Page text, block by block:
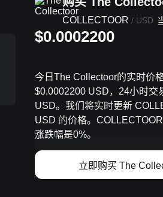
COLLECTOOR / USD
$0.0002200
今日The Collectoor的实时价
$0.0002200 USD，24小时交
USD。我们将实时更新
USD 的价格。
涨跌幅是0%。
立即购买 The